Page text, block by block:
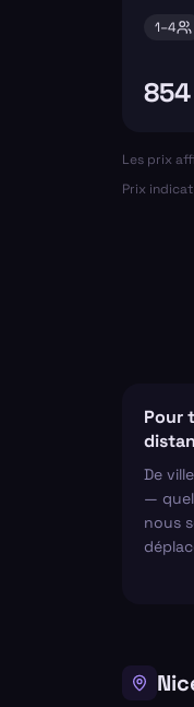
1–4
Les prix
Prix
Pour
De
—
nous